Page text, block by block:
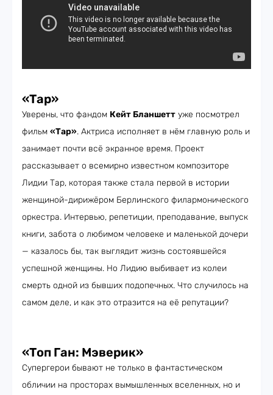
«Тар»
Уверены, что фандом Кейт Бланшетт уже посмотрел
фильм «Тар». Актриса исполняет в нём главную роль и
занимает почти всё экранное время. Проект
рассказывает о всемирно известном композиторе
Лидии Тар, которая также стала первой в истории
женщиной-дирижёром Берлинского филармонического
оркестра. Интервью, репетиции, преподавание, выпуск
книги, забота о любимом человеке и маленькой дочери
— казалось бы, так выглядит жизнь состоявшейся
успешной женщины. Но Лидию выбивает из колеи
смерть одной из бывших подопечных. Что случилось на
самом деле, и как это отразится на её репутации?
«Топ Ган: Мэверик»
Супергерои бывают не только в фантастическом
обличии на просторах вымышленных вселенных, но и